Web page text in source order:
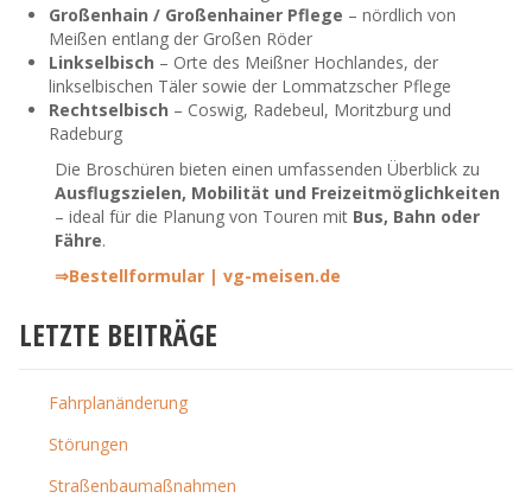
Großenhain / Großenhainer Pflege – nördlich von
Meißen entlang der Großen Röder
Linkselbisch – Orte des Meißner Hochlandes, der
linkselbischen Täler sowie der Lommatzscher Pflege
Rechtselbisch – Coswig, Radebeul, Moritzburg und
Radeburg
Die Broschüren bieten einen umfassenden Überblick zu
Ausflugszielen, Mobilität und Freizeitmöglichkeiten
– ideal für die Planung von Touren mit Bus, Bahn oder
Fähre.
⇒Bestellformular | vg-meisen.de
LETZTE BEITRÄGE
Fahrplanänderung
Störungen
Straßenbaumaßnahmen